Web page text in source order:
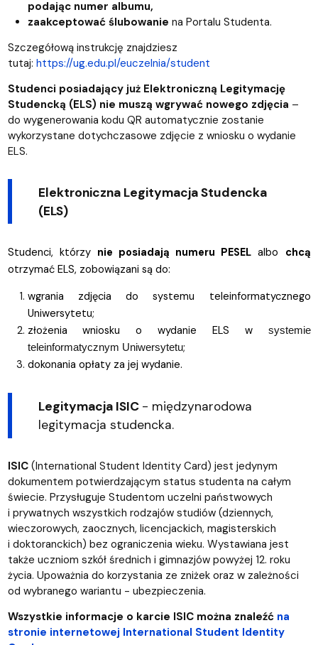
podając numer albumu,
zaakceptować ślubowanie na Portalu Studenta.
Szczegółową instrukcję znajdziesz
tutaj: https://ug.edu.pl/euczelnia/student
Studenci posiadający już Elektroniczną Legitymację
Studencką (ELS) nie muszą wgrywać nowego zdjęcia –
do wygenerowania kodu QR automatycznie zostanie
wykorzystane dotychczasowe zdjęcie z wniosku o wydanie
ELS.
Elektroniczna Legitymacja Studencka
(ELS)
Studenci, którzy nie posiadają numeru PESEL albo chcą
otrzymać ELS, zobowiązani są do:
wgrania zdjęcia do systemu teleinformatycznego
Uniwersytetu;
złożenia wniosku o wydanie ELS w
systemie
teleinformatycznym Uniwersytetu;
dokonania opłaty za jej wydanie.
Legitymacja ISIC - międzynarodowa
legitymacja studencka.
ISIC(International Student Identity Card) jest jedynym
dokumentem potwierdzającym status studenta na całym
świecie. Przysługuje Studentom uczelni państwowych
i prywatnych wszystkich rodzajów studiów (dziennych,
wieczorowych, zaocznych, licencjackich, magisterskich
i doktoranckich) bez ograniczenia wieku. Wystawiana jest
także uczniom szkół średnich i gimnazjów powyżej 12. roku
życia. Upoważnia do korzystania ze zniżek oraz w zależności
od wybranego wariantu - ubezpieczenia.
Wszystkie informacje o karcie ISIC można znaleźćna
stronie internetowej International Student Identity